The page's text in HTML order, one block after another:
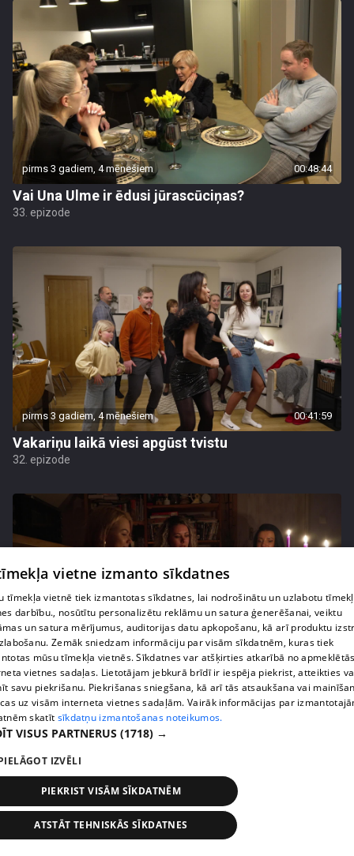
pirms 3 gadiem, 4 mēnešiem 00:48:44
Vai Una Ulme ir ēdusi jūrascūciņas?
33. epizode
pirms 3 gadiem, 4 mēnešiem 00:41:59
Vakariņu laikā viesi apgūst tvistu
32. epizode
pirms 3 gadiem, 4 mēnešiem 00:43:10
Vakariņu namamāte Taro kārtīs zīlē, kādi ciemiņi
gaidāmi
31. epizode
vietne izmanto sīkdatnes
tīmekļa vietnē tiek izmantotas sīkdatnes, lai nodrošinātu un uzlabotu
darbību., nosūtītu personalizētu reklāmu un satura ģenerēšanai, veiktu
un satura mērījumus, auditorijas datu apkopošanu, kā arī produktu
Zemāk sniedzam informāciju par visām sīkdatnēm, kuras tiek
mūsu tīmekļa vietnēs. Sīkdatnes var atšķirties atkarībā no
vietnes sadaļas. Lietotājam jebkurā brīdī ir iespēja piekrist, atteikties
savu piekrišanu. Piekrišanas sniegšana, kā arī tās atsaukšana vai
uz visām interneta vietnes sadaļām. Vairāk informācijas par
skatīt sīkdatņu izmantošanas noteikumos.
VISUS PARTNERUS (1718) →
IZVĒLI
PIEKRIST VISĀM SĪKDATNĒM
ATSTĀT TEHNISKĀS SĪKDATNES